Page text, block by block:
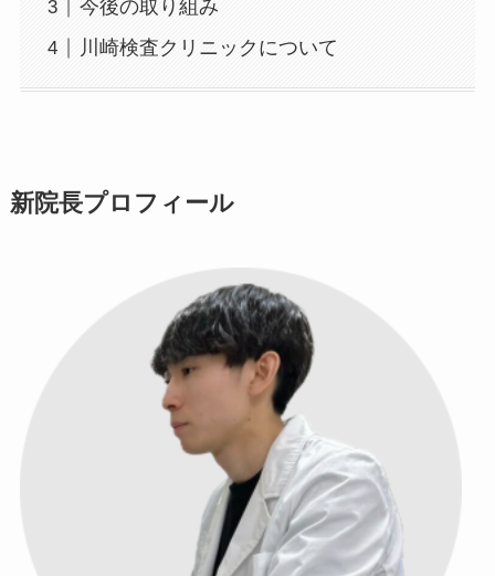
今後の取り組み
川崎検査クリニックについて
新院長プロフィール